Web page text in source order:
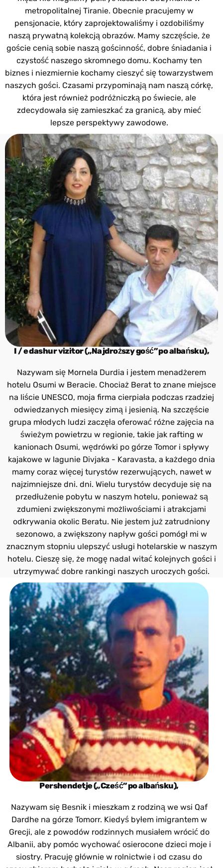
metropolitalnej Tiranie. Obecnie pracujemy w
pensjonacie, który zaprojektowaliśmy i ozdobiliśmy
naszą prywatną kolekcją obrazów. Mamy szczęście, że
goście cenią sobie naszą gościnność, dobre śniadania i
czystość naszego skromnego domu. Kochamy ten
biznes i niezmiernie kochamy cieszyć się towarzystwem
naszych gości. Czasami przypominają nam naszą córkę,
która jest również podróżniczką po świecie, ale
zdecydowała się zamieszkać za granicą, aby mieć
lepsze perspektywy zawodowe.
I / e dashur vizitor („Najdroższy gość” po albańsku),
Nazywam się Mornela Durdia i jestem menadżerem
hotelu Osumi w Beracie. Chociaż Berat to znane miejsce
na liście UNESCO, moja firma cierpiała podczas rzadziej
odwiedzanych miesięcy zimą i jesienią. Na szczęście
grupa młodych ludzi zaczęła oferować różne zajęcia na
świeżym powietrzu w regionie, takie jak rafting w
kanionach Osumi, wędrówki po górze Tomor i spływy
kajakowe w lagunie Divjaka - Karavasta, a każdego dnia
mamy coraz więcej turystów rezerwujących, nawet w
najzimniejsze dni. dni. Wielu turystów decyduje się na
przedłużenie pobytu w naszym hotelu, ponieważ są
zdumieni zwiększonymi możliwościami i atrakcjami
odkrywania okolic Beratu. Nie jestem już zatrudniony
sezonowo, a zwiększony napływ gości pomógł mi w
znacznym stopniu ulepszyć usługi hotelarskie w naszym
hotelu. Cieszę się, że mogę nadal witać kolejnych gości i
utrzymywać dobre rankingi naszych uroczych gości.
Pershendetje („Cześć” po albańsku),
Nazywam się Besnik i mieszkam z rodziną we wsi Qaf
Dardhe na górze Tomorr. Kiedyś byłem imigrantem w
Grecji, ale z powodów rodzinnych musiałem wrócić do
Albanii, aby pomóc wychować osierocone dzieci moje i
siostry. Pracuję głównie w rolnictwie i od czasu do